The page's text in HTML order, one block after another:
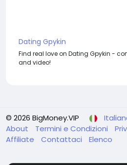
Dating Gpykin
Find real love on Dating Gpykin -
and video!
© 2026 BigMoney.VIP
About
Termini e Condizioni
Affiliate
Contattaci Elenco